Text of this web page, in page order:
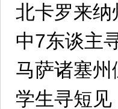
北卡罗来
中7东谈主
马萨诸塞
学生寻短